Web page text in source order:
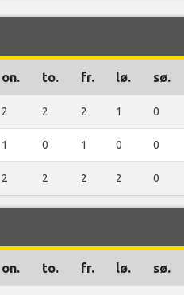
on. to. fr. lø. sø.
2 2 2 1 0
1 0 1 0 0
2 2 2 2 0
on. to. fr. lø. sø.